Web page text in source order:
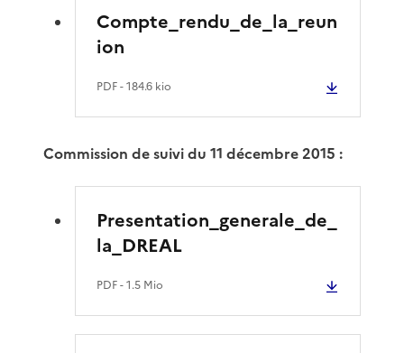
Compte_rendu_de_la_reun
ion
PDF- 184.6 kio
Commission de suivi du 11 décembre 2015 :
Presentation_generale_de_
la_DREAL
PDF- 1.5 Mio